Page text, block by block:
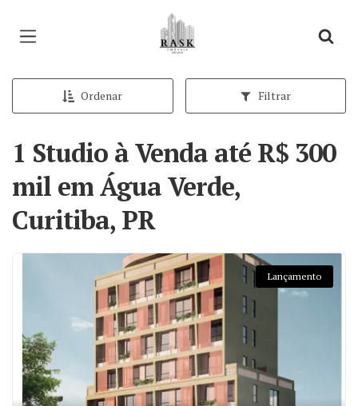
Página inicial
Ordenar Filtrar
1 Studio à Venda até R$ 300
mil em Água Verde,
Curitiba, PR
Lançamento